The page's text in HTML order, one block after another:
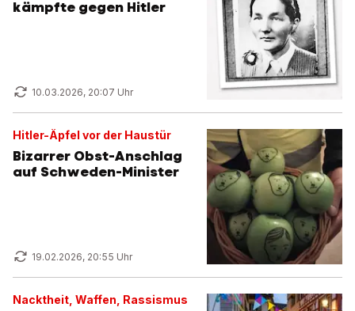
kämpfte gegen Hitler
10.03.2026, 20:07 Uhr
Hitler-Äpfel vor der Haustür
Bizarrer Obst-Anschlag
auf Schweden-Minister
19.02.2026, 20:55 Uhr
Nacktheit, Waffen, Rassismus